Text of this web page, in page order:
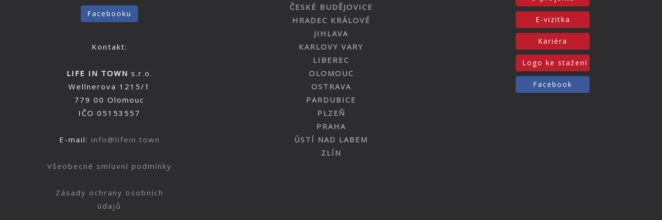
Facebooku
Kontakt:
LIFE IN TOWN s.r.o.
Wellnerova 1215/1
779 00 Olomouc
IČO 05153557
E-mail: info@lifein.town
Všeobecné smluvní podmínky
Zásady ochrany osobních
údajů
ČESKÉ BUDĚJOVICE
HRADEC KRÁLOVÉ
JIHLAVA
KARLOVY VARY
LIBEREC
OLOMOUC
OSTRAVA
PARDUBICE
PLZEŇ
PRAHA
ÚSTÍ NAD LABEM
ZLÍN
E-vizitka
Kariéra
Logo ke stažení
Facebook